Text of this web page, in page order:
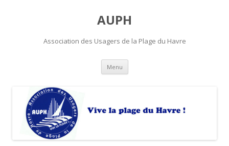
AUPH
Association des Usagers de la Plage du Havre
Menu Aller
contenu